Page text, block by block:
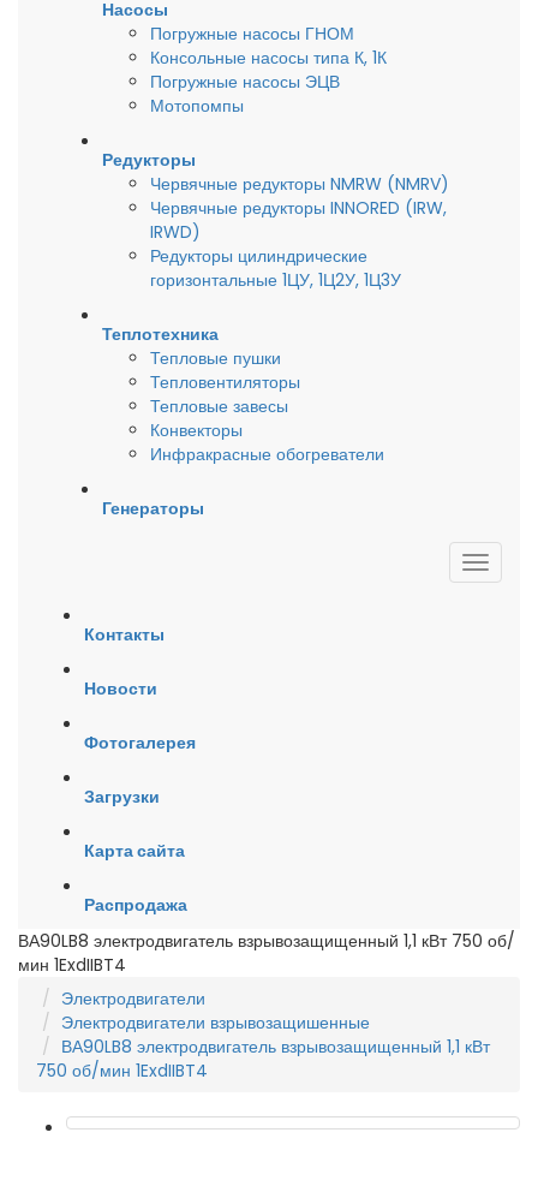
Насосы
Погружные насосы ГНОМ
Консольные насосы типа К, 1К
Погружные насосы ЭЦВ
Мотопомпы
Редукторы
Червячные редукторы NMRW (NMRV)
Червячные редукторы INNORED (IRW,
IRWD)
Редукторы цилиндрические
горизонтальные 1ЦУ, 1Ц2У, 1Ц3У
Теплотехника
Тепловые пушки
Тепловентиляторы
Тепловые завесы
Конвекторы
Инфракрасные обогреватели
Генераторы
Контакты
Новости
Фотогалерея
Загрузки
Карта сайта
Распродажа
ВА90LB8 электродвигатель взрывозащищенный 1,1 кВт 750 об/
мин 1ExdIIBT4
Электродвигатели
Электродвигатели взрывозащишенные
ВА90LB8 электродвигатель взрывозащищенный 1,1 кВт
750 об/мин 1ExdIIBT4